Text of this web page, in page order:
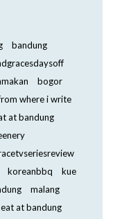
bandung
bogor
where i write
at bandung
koreanbbq
kue
malang
at bandung